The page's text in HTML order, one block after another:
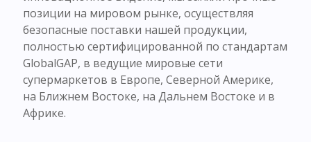
позиции на мировом рынке, осуществляя
безопасные поставки нашей продукции,
полностью сертифицированной по стандартам
GlobalGAP, в ведущие мировые сети
супермаркетов в Европе, Северной Америке,
на Ближнем Востоке, на Дальнем Востоке и в
Африке.